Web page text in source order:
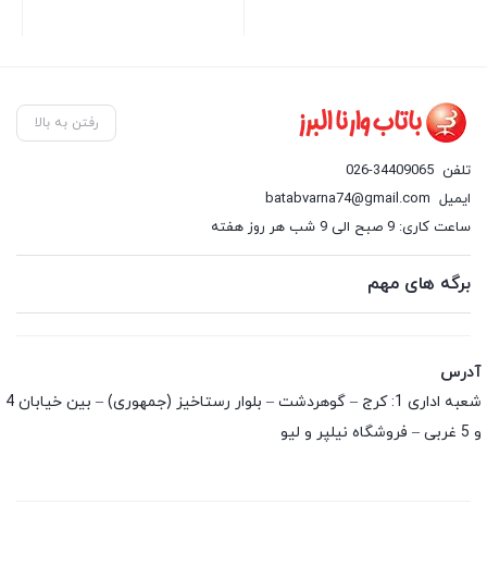
رفتن به بالا
تلفن 026-34409065
ایمیل batabvarna74@gmail.com
ساعت کاری: 9 صبح الی 9 شب هر روز هفته
برگه های مهم
آدرس
شعبه اداری 1: کرج – گوهردشت – بلوار رستاخیز (جمهوری) – بین خیابان 4
و 5 غربی – فروشگاه نیلپر و لیو